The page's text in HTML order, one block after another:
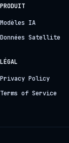
PRODUIT
Modèles IA
Données Satellite
LÉGAL
Privacy Policy
Terms of Service